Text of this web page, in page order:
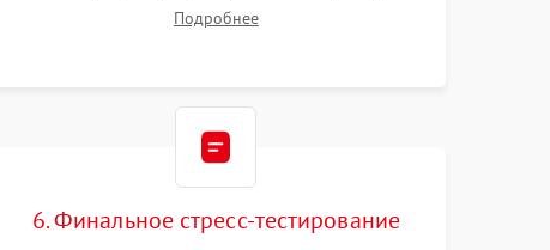
HDMI-контроллера, микросхем флеш-памяти и
Подробнее
6. Финальное стресс-тестирование